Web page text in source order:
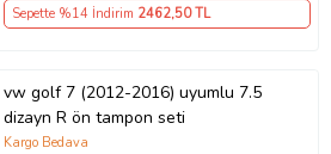
Sepette %14 İndirim 2462,50 TL
vw golf 7 (2012-2016) uyumlu 7.5
dizayn R ön tampon seti
Kargo Bedava